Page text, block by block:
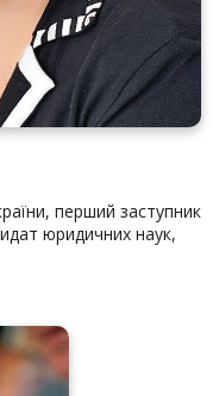
перший заступник
юридичних наук,